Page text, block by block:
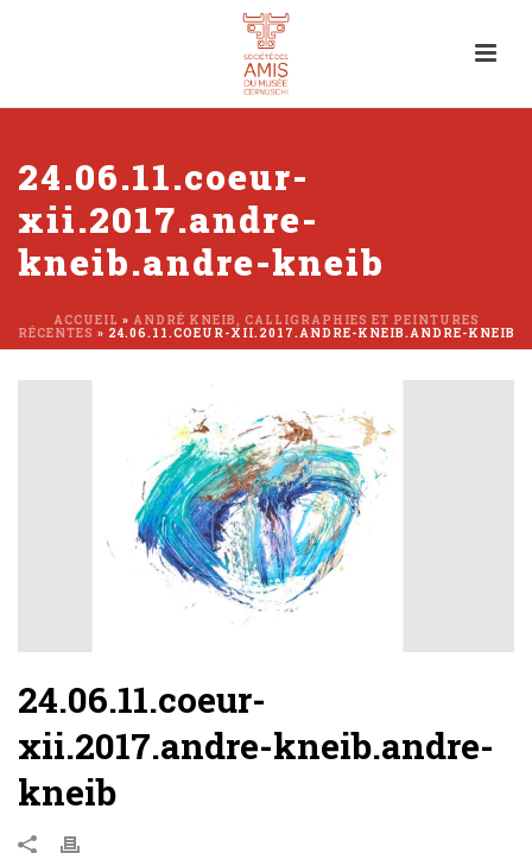
24.06.11.coeur-
xii.2017.andre-
kneib.andre-kneib
ACCUEIL » ANDRÉ KNEIB, CALLIGRAPHIES ET PEINTURES
RÉCENTES » 24.06.11.COEUR-XII.2017.ANDRE-KNEIB.ANDRE-KNEIB
24.06.11.coeur-
xii.2017.andre-kneib.andre-
kneib